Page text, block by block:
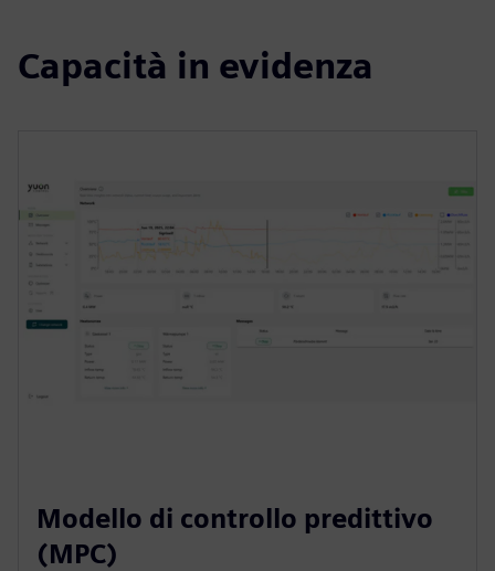
Capacità in evidenza
Modello di controllo predittivo
(MPC)